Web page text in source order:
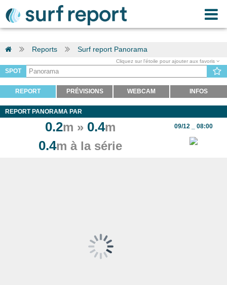
Reports Surf report Panorama
Cliquez sur l'étoile pour ajouter aux favoris
SPOT
REPORT PRÉVISIONS WEBCAM INFOS
REPORT PANORAMA PAR
0.2m » 0.4m
0.4m à la série
09/12 _ 08:00